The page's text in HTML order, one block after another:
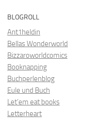
BLOGROLL
Ant1heldin
Bellas Wonderworld
Bizzaroworldcomics
Booknapping
Buchperlenblog
Eule und Buch
Let’em eat books
Letterheart